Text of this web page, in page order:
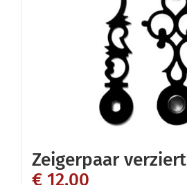
Zeigerpaar verziert
€ 12,00